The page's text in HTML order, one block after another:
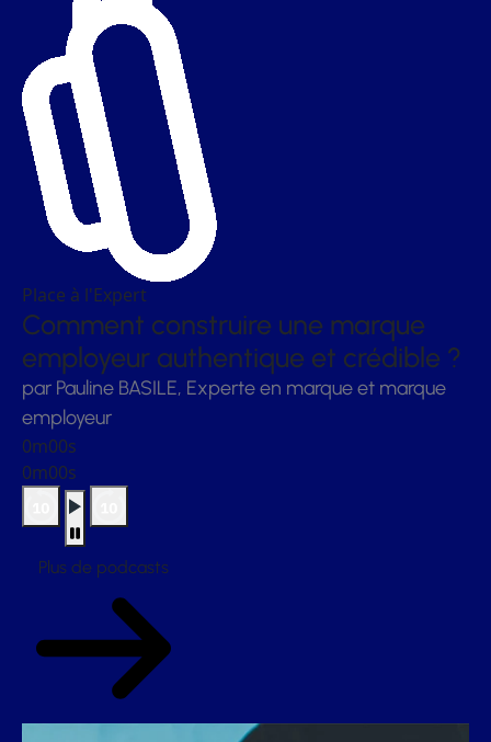
Place à l'Expert
Comment construire une marque
employeur authentique et crédible ?
par Pauline BASILE, Experte en marque et marque
employeur
0m00s
0m00s
Plus de podcasts